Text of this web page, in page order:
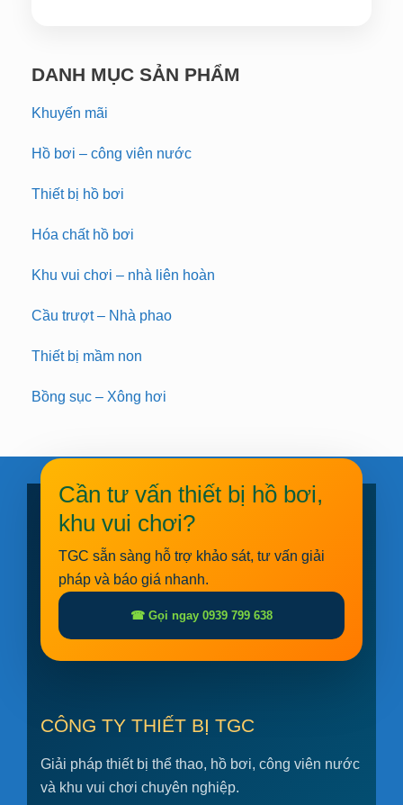
DANH MỤC SẢN PHẨM
Khuyến mãi
Hồ bơi – công viên nước
Thiết bị hồ bơi
Hóa chất hồ bơi
Khu vui chơi – nhà liên hoàn
Cầu trượt – Nhà phao
Thiết bị mầm non
Bồng sục – Xông hơi
Cần tư vấn thiết bị hồ bơi,
khu vui chơi?
TGC sẵn sàng hỗ trợ khảo sát, tư vấn giải
pháp và báo giá nhanh.
☎ Gọi ngay 0939 799 638
CÔNG TY THIẾT BỊ TGC
Giải pháp thiết bị thể thao, hồ bơi, công viên nước
và khu vui chơi chuyên nghiệp.